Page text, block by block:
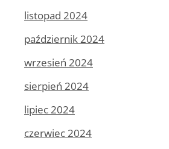
listopad 2024
październik 2024
wrzesień 2024
sierpień 2024
lipiec 2024
czerwiec 2024